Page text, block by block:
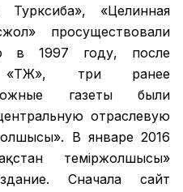
«Целинная
просуществовали
в 1997 году, после
три ранее
газеты были
отраслевую
В январе 2016
теміржолшысы»
Сначала сайт